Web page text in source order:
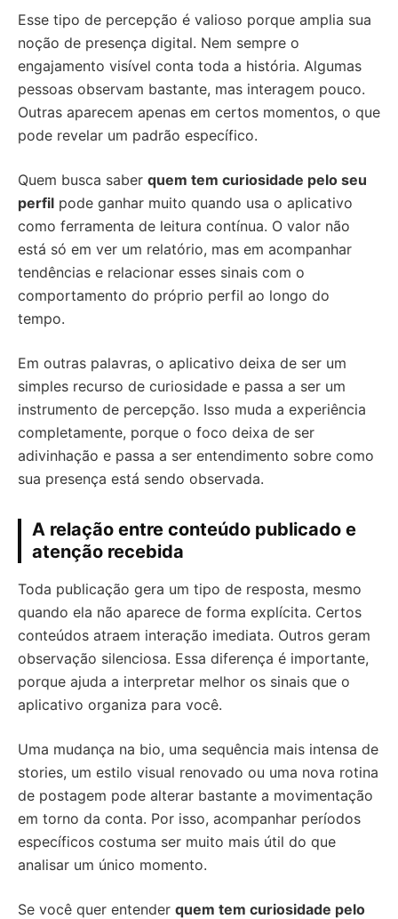
Esse tipo de percepção é valioso porque amplia sua
noção de presença digital. Nem sempre o
engajamento visível conta toda a história. Algumas
pessoas observam bastante, mas interagem pouco.
Outras aparecem apenas em certos momentos, o que
pode revelar um padrão específico.
Quem busca saber quem tem curiosidade pelo seu
perfil pode ganhar muito quando usa o aplicativo
como ferramenta de leitura contínua. O valor não
está só em ver um relatório, mas em acompanhar
tendências e relacionar esses sinais com o
comportamento do próprio perfil ao longo do
tempo.
Em outras palavras, o aplicativo deixa de ser um
simples recurso de curiosidade e passa a ser um
instrumento de percepção. Isso muda a experiência
completamente, porque o foco deixa de ser
adivinhação e passa a ser entendimento sobre como
sua presença está sendo observada.
A relação entre conteúdo publicado e
atenção recebida
Toda publicação gera um tipo de resposta, mesmo
quando ela não aparece de forma explícita. Certos
conteúdos atraem interação imediata. Outros geram
observação silenciosa. Essa diferença é importante,
porque ajuda a interpretar melhor os sinais que o
aplicativo organiza para você.
Uma mudança na bio, uma sequência mais intensa de
stories, um estilo visual renovado ou uma nova rotina
de postagem pode alterar bastante a movimentação
em torno da conta. Por isso, acompanhar períodos
específicos costuma ser muito mais útil do que
analisar um único momento.
Se você quer entender quem tem curiosidade pelo